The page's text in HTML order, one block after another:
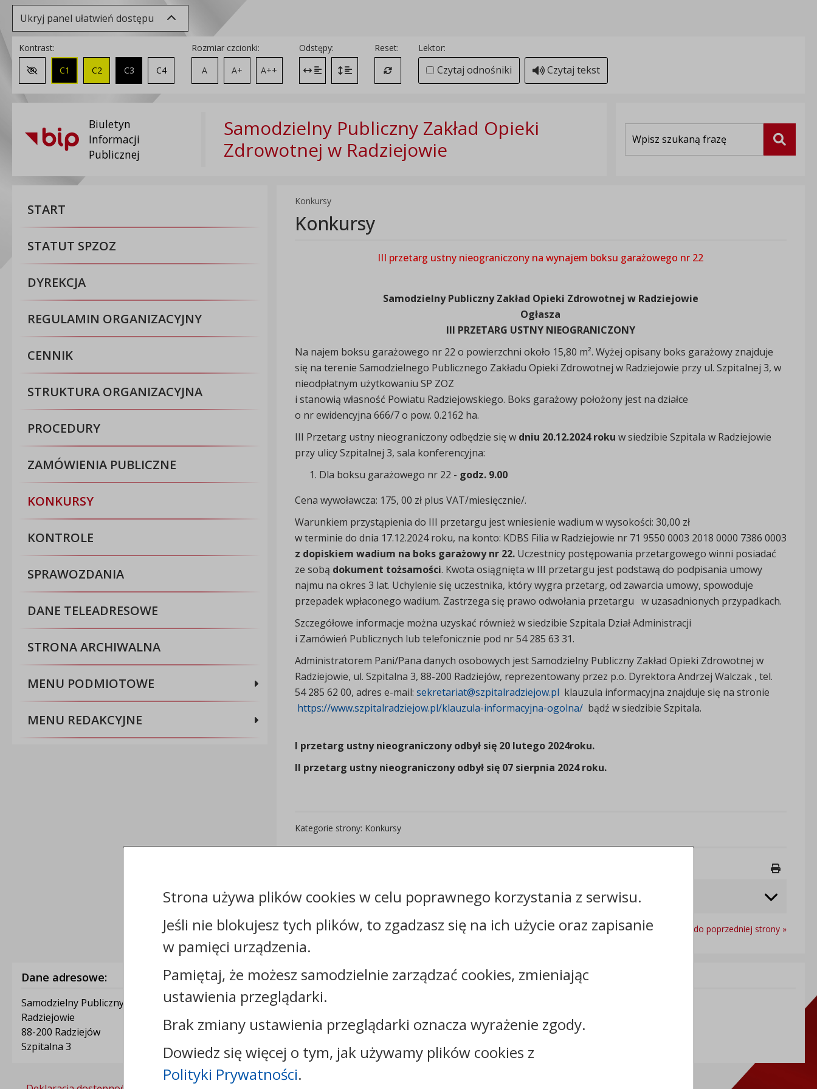
Ukryj panel ułatwień dostępu
Kontrast:
Zmień kontrast na domyślny
C1 C2 C3 C4
Rozmiar czcionki:
A
A+ A++
Odstępy:
Zmień odstęp między literami
Zmień interlinię i margines między paragrafami
Reset:
Przywróć ustawienia domyślne
Lektor:
Czytaj odnośniki Czytaj tekst
Biuletyn
Informacji
Publicznej
Samodzielny Publiczny Zakład Opieki
Zdrowotnej w Radziejowie
Szukaj
START
STATUT SPZOZ
DYREKCJA
REGULAMIN ORGANIZACYJNY
CENNIK
STRUKTURA ORGANIZACYJNA
PROCEDURY
ZAMÓWIENIA PUBLICZNE
KONKURSY
KONTROLE
SPRAWOZDANIA
DANE TELEADRESOWE
STRONA ARCHIWALNA
MENU PODMIOTOWE
MENU REDAKCYJNE
Konkursy
Konkursy
III przetarg ustny nieograniczony na wynajem boksu garażowego nr 22
Samodzielny Publiczny Zakład Opieki Zdrowotnej w Radziejowie
Ogłasza
III PRZETARG USTNY NIEOGRANICZONY
Na najem boksu garażowego nr 22 o powierzchni około 15,80 m². Wyżej opisany boks garażowy znajduje
się na terenie Samodzielnego Publicznego Zakładu Opieki Zdrowotnej w Radziejowie przy ul. Szpitalnej 3, w
nieodpłatnym użytkowaniu SP ZOZ
i stanowią własność Powiatu Radziejowskiego. Boks garażowy położony jest na działce
o nr ewidencyjna 666/7 o pow. 0.2162 ha.
III Przetarg ustny nieograniczony odbędzie się w dniu 20.12.2024 roku w siedzibie Szpitala w Radziejowie
przy ulicy Szpitalnej 3, sala konferencyjna:
Dla boksu garażowego nr 22 - godz. 9.00
Cena wywoławcza: 175, 00 zł plus VAT/miesięcznie/.
Warunkiem przystąpienia do III przetargu jest wniesienie wadium w wysokości: 30,00 zł
w terminie do dnia 17.12.2024 roku, na konto: KDBS Filia w Radziejowie nr 71 9550 0003 2018 0000 7386 0003
z dopiskiem wadium na boks garażowy nr 22. Uczestnicy postępowania przetargowego winni posiadać
ze sobą dokument tożsamości. Kwota osiągnięta w III przetargu jest podstawą do podpisania umowy
najmu na okres 3 lat. Uchylenie się uczestnika, który wygra przetarg, od zawarcia umowy, spowoduje
przepadek wpłaconego wadium. Zastrzega się prawo odwołania przetargu w uzasadnionych przypadkach.
Szczegółowe informacje można uzyskać również w siedzibie Szpitala Dział Administracji
i Zamówień Publicznych lub telefonicznie pod nr 54 285 63 31.
Administratorem Pani/Pana danych osobowych jest Samodzielny Publiczny Zakład Opieki Zdrowotnej w
Radziejowie, ul. Szpitalna 3, 88-200 Radziejów, reprezentowany przez p.o. Dyrektora Andrzej Walczak , tel.
54 285 62 00, adres e-mail: sekretariat@szpitalradziejow.pl klauzula informacyjna znajduje się na stronie
https://www.szpitalradziejow.pl/klauzula-informacyjna-ogolna/ bądź w siedzibie Szpitala.
I przetarg ustny nieograniczony odbył się 20 lutego 2024roku.
II przetarg ustny nieograniczony odbył się 07 sierpnia 2024 roku.
Kategorie strony: Konkursy
Drukuj
Załączniki
Powrót do poprzedniej strony »
Dane adresowe:
Samodzielny Publiczny Zakład Opieki Zdrowotnej w
Radziejowie
88-200 Radziejów
Szpitalna 3
Kontakt:
tel.:+48542856200
e-mail:
sekretariat@szpitalradziejow.pl
skrytka ePUAP: /spzoz2012/skrytka
Informacje dodatkowe:
REGON: 910333036
Strona używa plików cookies w celu poprawnego korzystania z serwisu.
Jeśli nie blokujesz tych plików, to zgadzasz się na ich użycie oraz zapisanie
w pamięci urządzenia.
Pamiętaj, że możesz samodzielnie zarządzać cookies, zmieniając
ustawienia przeglądarki.
Brak zmiany ustawienia przeglądarki oznacza wyrażenie zgody.
Dowiedz się więcej o tym, jak używamy plików cookies z
Polityki Prywatności.